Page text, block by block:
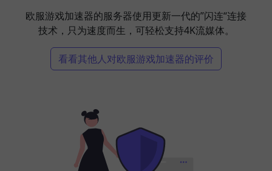
欧服游戏加速器的服务器使用更新一代的”闪连“连接
技术，只为速度而生，可轻松支持4K流媒体。
看看其他人对欧服游戏加速器的评价